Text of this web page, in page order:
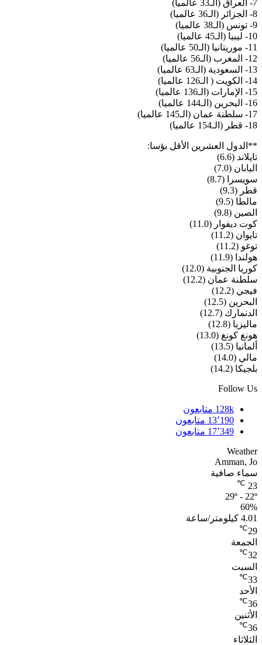
7- العراق (الـ33 عالميا)
8- الجزائر (الـ36 عالميا)
9- تونس (الـ38 عالميا)
10- ليبيا (الـ45 عالميا)
11- موريتانيا (الـ50 عالميا)
12- المغرب (الـ56 عالميا)
13- السعودية (الـ63 عالميا)
14- الكويت ( الـ126 عالميا)
15- الإمارات (الـ136 عالميا)
16- البحرين (الـ144 عالميا)
17- سلطنة عمان (الـ145 عالميا)
18- قطر (الـ154 عالميا)
**الدول العشرين الأقل بؤسا:
تايلاند (6.6)
اليابان (7.0)
سويسرا (8.7)
قطر (9.3)
مالطا (9.5)
الصين (9.8)
كوت ديفوار (11.0)
تايوان (11.2)
توغو (11.2)
هولندا (11.9)
كوريا الجنوبية (12.0)
سلطنة عمان (12.2)
فيجي (12.2)
البحرين (12.5)
الدنمارك (12.7)
ماليزيا (12.8)
هونغ كونغ (13.0)
ألمانيا (13.5)
مالي (14.0)
بلجيكا (14.2)
Follow Us
128k متابعون
13٬190 متابعون
17٬349 متابعون
Weather
Amman, Jo
سماء صافية
23
℃
29º - 22º
60%
4.01 كيلومتر/ساعة
29
℃
الجمعة
32
℃
السبت
33
℃
الأحد
36
℃
الأثنين
36
℃
الثلاثاء